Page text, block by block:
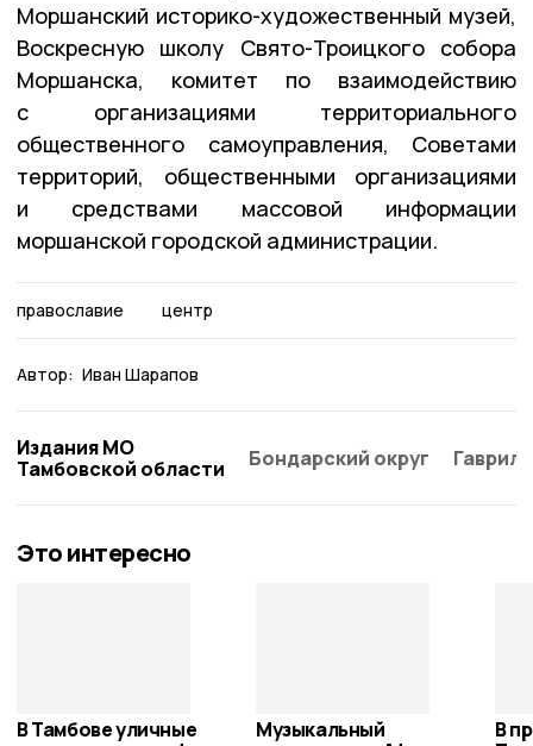
Моршанский историко-художественный музей,
Воскресную школу Свято-Троицкого собора
Моршанска, комитет по взаимодействию
с организациями территориального
общественного самоуправления, Советами
территорий, общественными организациями
и средствами массовой информации
моршанской городской администрации.
православие центр
Автор: Иван Шарапов
Издания МО
Тамбовской области
Бондарский округ
Это интересно
В Тамбове уличные
Музыкальный
В